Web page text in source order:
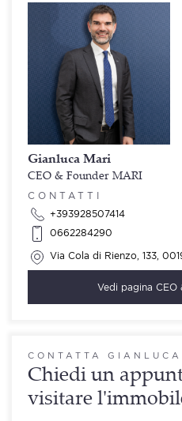
Gianluca Mari
CEO & Founder MARI
CONTATTI
+393928507414
0662284290
Via Cola di Rienzo, 133,
Vedi pagina CEO
CONTATTA
Chiedi un
visitare